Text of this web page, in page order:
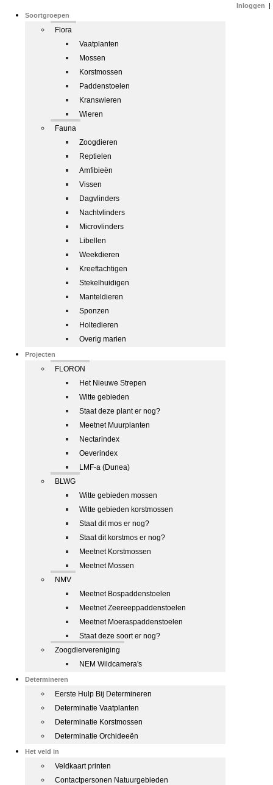
Soortgroepen
Flora
Vaatplanten
Mossen
Korstmossen
Paddenstoelen
Kranswieren
Wieren
Fauna
Zoogdieren
Reptielen
Amfibieën
Vissen
Dagvlinders
Nachtvlinders
Microvlinders
Libellen
Weekdieren
Kreeftachtigen
Stekelhuidigen
Manteldieren
Sponzen
Holtedieren
Overig marien
Projecten
FLORON
Het Nieuwe Strepen
Witte gebieden
Staat deze plant er nog?
Meetnet Muurplanten
Nectarindex
Oeverindex
LMF-a (Dunea)
BLWG
Witte gebieden mossen
Witte gebieden korstmossen
Staat dit mos er nog?
Staat dit korstmos er nog?
Meetnet Korstmossen
Meetnet Mossen
NMV
Meetnet Bospaddenstoelen
Meetnet Zeereeppaddenstoelen
Meetnet Moeraspaddenstoelen
Staat deze soort er nog?
Zoogdiervereniging
NEM Wildcamera's
Determineren
Eerste Hulp Bij Determineren
Determinatie Vaatplanten
Determinatie Korstmossen
Determinatie Orchideeën
Het veld in
Veldkaart printen
Contactpersonen Natuurgebieden
Inloggen |